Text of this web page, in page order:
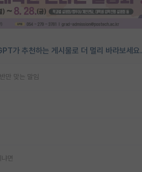
가 추천하는 게시물로 더 멀리 바라보세요.
만 맞는 말임
면